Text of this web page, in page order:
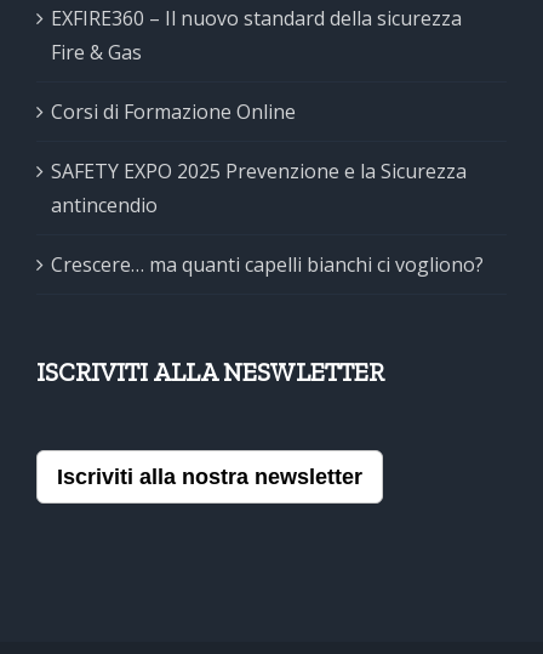
EXFIRE360 – Il nuovo standard della sicurezza
Fire & Gas
Corsi di Formazione Online
SAFETY EXPO 2025 Prevenzione e la Sicurezza
antincendio
Crescere… ma quanti capelli bianchi ci vogliono?
ISCRIVITI ALLA NESWLETTER
Iscriviti alla nostra newsletter